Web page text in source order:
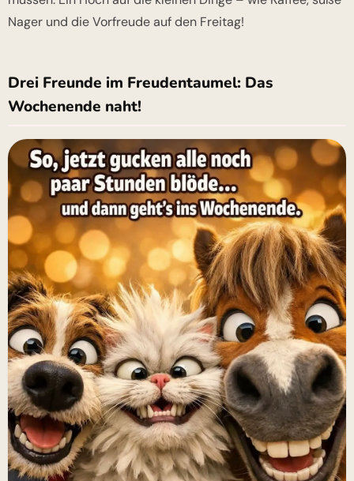
Nager und die Vorfreude auf den Freitag!
Drei Freunde im Freudentaumel: Das
Wochenende naht!